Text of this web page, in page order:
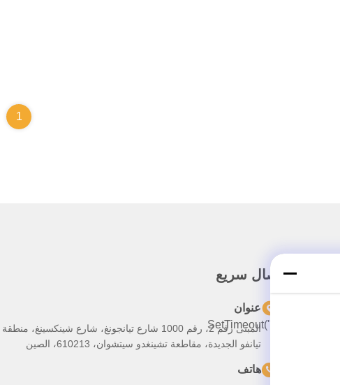
1
اتصال سريع
عنوان
المبنى رقم 2، رقم 1000 شارع تيانجونغ، شارع شينكسينغ، منطقة
تيانفو الجديدة، مقاطعة تشينغدو سيتشوان، 610213، الصين
هاتف